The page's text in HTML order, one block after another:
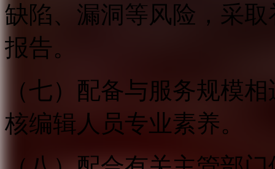
缺陷、漏洞等风险，采
报告。
（七）配备与服务规模
核编辑人员专业素养。